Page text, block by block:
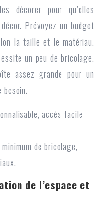
décorer pour qu’elles
Prévoyez un budget
la taille et le matériau.
un peu de bricolage.
assez grande pour un
accès facile
de bricolage,
de l’espace et